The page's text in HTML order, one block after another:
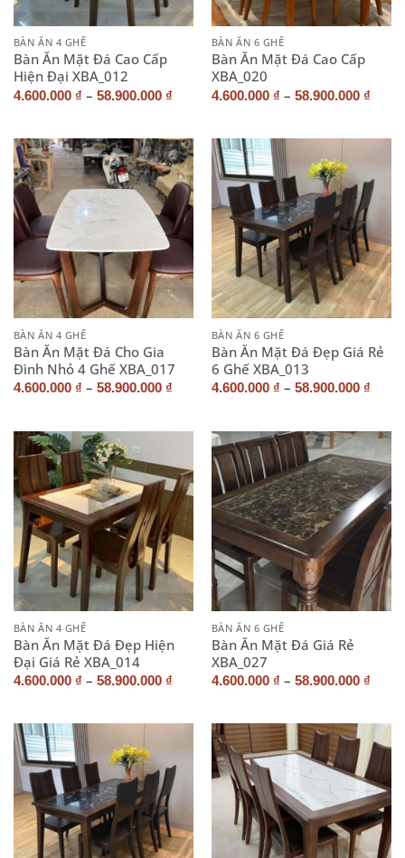
BÀN ĂN 4 GHẾ
Bàn Ăn Mặt Đá Cao Cấp
Hiện Đại XBA_012
4.600.000 ₫ – 58.900.000 ₫
BÀN ĂN 6 GHẾ
Bàn Ăn Mặt Đá Cao Cấp
XBA_020
4.600.000 ₫ – 58.900.000 ₫
BÀN ĂN 4 GHẾ
Bàn Ăn Mặt Đá Cho Gia
Đình Nhỏ 4 Ghế XBA_017
4.600.000 ₫ – 58.900.000 ₫
BÀN ĂN 6 GHẾ
Bàn Ăn Mặt Đá Đẹp Giá Rẻ
6 Ghế XBA_013
4.600.000 ₫ – 58.900.000 ₫
BÀN ĂN 4 GHẾ
Bàn Ăn Mặt Đá Đẹp Hiện
Đại Giá Rẻ XBA_014
4.600.000 ₫ – 58.900.000 ₫
BÀN ĂN 6 GHẾ
Bàn Ăn Mặt Đá Giá Rẻ
XBA_027
4.600.000 ₫ – 58.900.000 ₫